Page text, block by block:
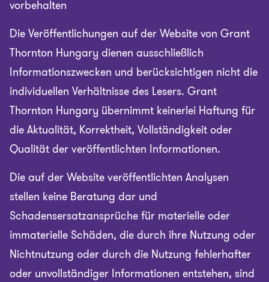
vorbehalten
Die Veröffentlichungen auf der Website von Grant
Thornton Hungary dienen ausschließlich
Informationszwecken und berücksichtigen nicht die
individuellen Verhältnisse des Lesers. Grant
Thornton Hungary übernimmt keinerlei Haftung für
die Aktualität, Korrektheit, Vollständigkeit oder
Qualität der veröffentlichten Informationen.
Die auf der Website veröffentlichten Analysen
stellen keine Beratung dar und
Schadensersatzansprüche für materielle oder
immaterielle Schäden, die durch ihre Nutzung oder
Nichtnutzung oder durch die Nutzung fehlerhafter
oder unvollständiger Informationen entstehen, sind